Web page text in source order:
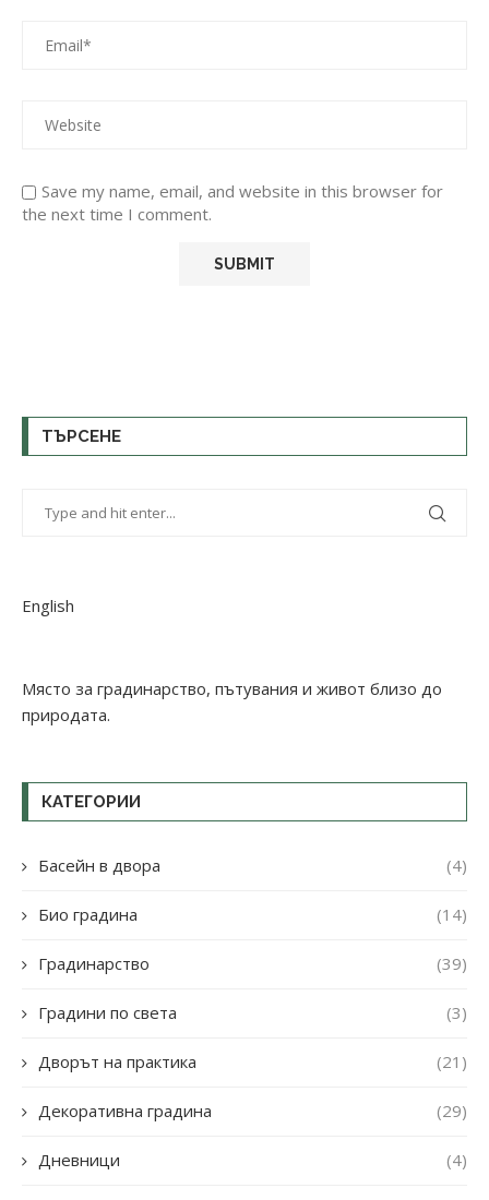
Save my name, email, and website in this browser for
the next time I comment.
ТЪРСЕНЕ
English
Място за градинарство, пътувания и живот близо до
природата.
КАТЕГОРИИ
Басейн в двора (4)
Био градина (14)
Градинарство (39)
Градини по света (3)
Дворът на практика (21)
Декоративна градина (29)
Дневници (4)